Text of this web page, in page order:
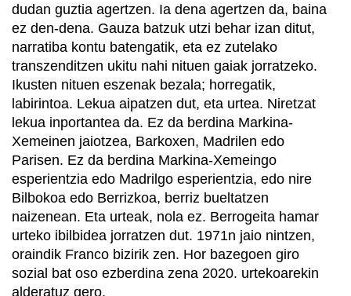
dudan guztia agertzen. Ia dena agertzen da, baina
ez den-dena. Gauza batzuk utzi behar izan ditut,
narratiba kontu batengatik, eta ez zutelako
transzenditzen ukitu nahi nituen gaiak jorratzeko.
Ikusten nituen eszenak bezala; horregatik,
labirintoa. Lekua aipatzen dut, eta urtea. Niretzat
lekua inportantea da. Ez da berdina Markina-
Xemeinen jaiotzea, Barkoxen, Madrilen edo
Parisen. Ez da berdina Markina-Xemeingo
esperientzia edo Madrilgo esperientzia, edo nire
Bilbokoa edo Berrizkoa, berriz bueltatzen
naizenean. Eta urteak, nola ez. Berrogeita hamar
urteko ibilbidea jorratzen dut. 1971n jaio nintzen,
oraindik Franco bizirik zen. Hor bazegoen giro
sozial bat oso ezberdina zena 2020. urtekoarekin
alderatuz gero.